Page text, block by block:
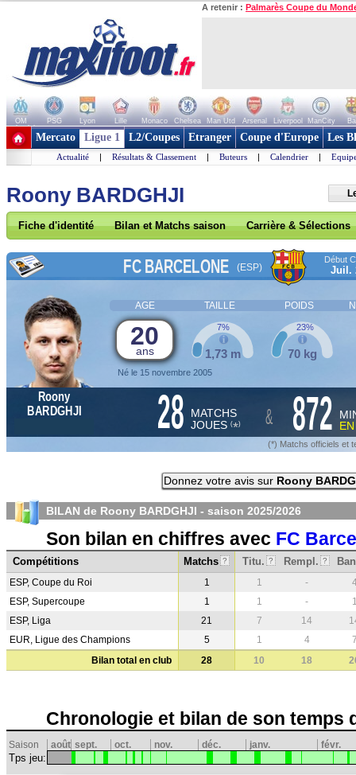
A retenir : Palmarès Coupe du
OM PSG Lyon Lille Monaco Chelsea Man Utd Arsenal Liverpool ManCity
+ de clubs
Mercato Ligue 1 L2/Coupes Etranger Coupe d'Europe Les
Actualité | Résultats & Classement | Buteurs | Calendrier |
Roony BARDGHJI
Fiche d'identité Bilan et Matchs saison Carrière & Sélections
FC BARCELONE (ESP)
Début
Juil.
AGE TAILLE POIDS
20
ans
Né le 15 novembre 2005
1,73 m
7%
70 kg
23%
Roony
BARDGHJI
28 MATCHS
JOUES (*) & 872
(*) Matchs officiels et
Donnez votre avis sur Roony
BILAN de Roony BARDGHJI - saison 2025/2026
Son bilan en chiffres avec FC
Compétitions Matchs ? Titu. ? Rempl. ?
ESP, Coupe du Roi 1 1 -
ESP, Supercoupe
1 1 -
ESP, Liga
21 7 14
EUR, Ligue des Champions
5 1 4
Bilan total en club
28 10 18
Chronologie et bilan de son temps
Saison août sept. oct. nov. déc. janv. févr.
Tps jeu: